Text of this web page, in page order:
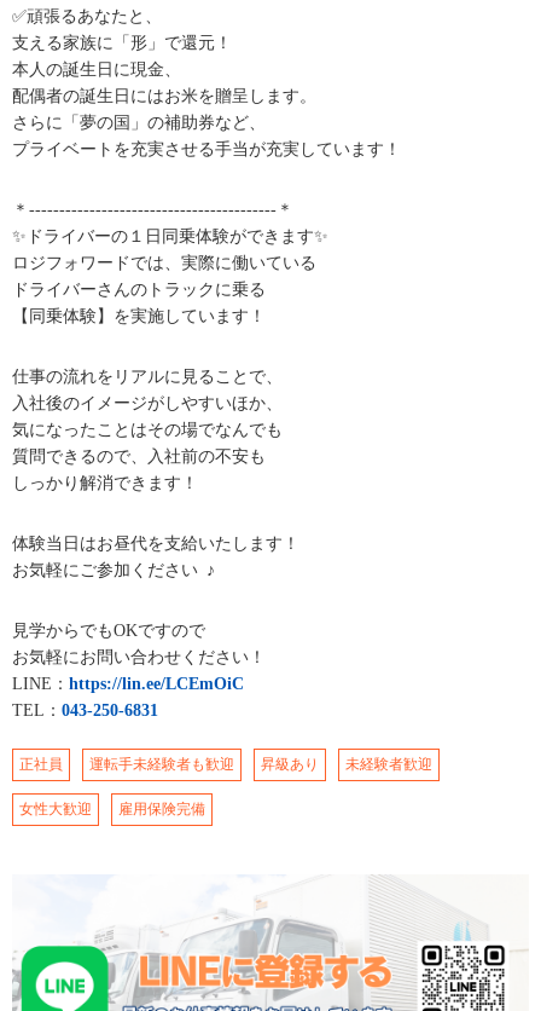
✅頑張るあなたと、
支える家族に「形」で還元！
本人の誕生日に現金、
配偶者の誕生日にはお米を贈呈します。
さらに「夢の国」の補助券など、
プライベートを充実させる手当が充実しています！
＊-----------------------------------------＊
✨ドライバーの１日同乗体験ができます✨
ロジフォワードでは、実際に働いている
ドライバーさんのトラックに乗る
【同乗体験】を実施しています！
仕事の流れをリアルに見ることで、
入社後のイメージがしやすいほか、
気になったことはその場でなんでも
質問できるので、入社前の不安も
しっかり解消できます！
体験当日はお昼代を支給いたします！
お気軽にご参加ください ♪
見学からでもOKですので
お気軽にお問い合わせください！
LINE： https://lin.ee/LCEmOiC
TEL： 043-250-6831
正社員 運転手未経験者も歓迎 昇級あり 未経験者歓迎
女性大歓迎 雇用保険完備